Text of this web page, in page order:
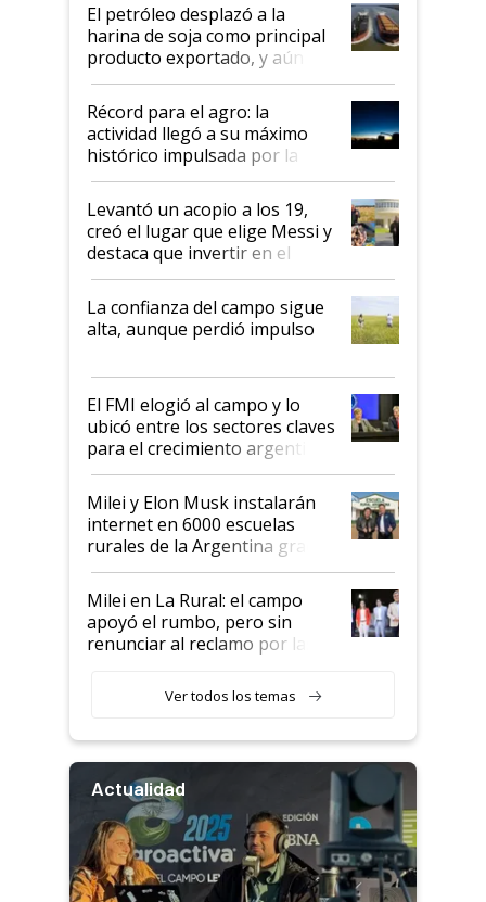
El petróleo desplazó a la
harina de soja como principal
producto exportado, y aún así
el agro aportó casi seis de cada
diez dólares y sostuvo el
liderazgo en un semestre
récord
Récord para el agro: la
actividad llegó a su máximo
histórico impulsada por la
cosecha y las exportaciones
Levantó un acopio a los 19,
creó el lugar que elige Messi y
destaca que invertir en el
kirchnerismo era como "darle
plata a un hijo para droga":
Juan Félix Rossetti, el libertario
que de una dura crisis salió
de Milei
La confianza del campo sigue
alta, aunque perdió impulso
El FMI elogió al campo y lo
ubicó entre los sectores claves
para el crecimiento argentino
Milei y Elon Musk instalarán
internet en 6000 escuelas
rurales de la Argentina gracias
a un acuerdo con Starlink
Milei en La Rural: el campo
apoyó el rumbo, pero sin
renunciar al reclamo por las
Ver todos los temas
Actualidad